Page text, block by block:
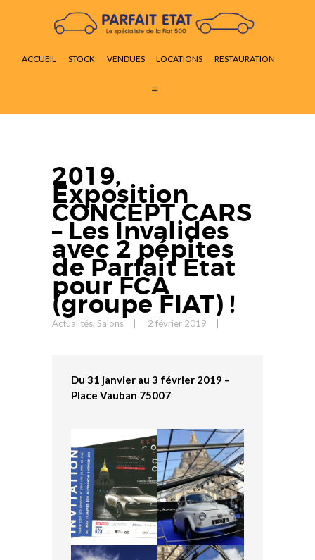
ACCUEIL STOCK VENDUES LOCATIONS RESTAURATION
ACCUEIL
VENDUES
RESTAURATION
2019,
Exposition
CONCEPT CARS
– Les Invalides
avec 2 pépites
de Parfait Etat
pour FCA
(groupe FIAT) !
Actualités, Salons 2 février 2019
Du 31 janvier au 3 février 2019 –
Place Vauban 75007